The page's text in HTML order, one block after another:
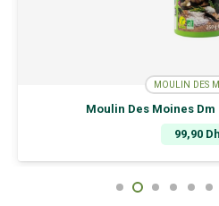
MOULIN DES
Moulin Des Moines Dm
99,90